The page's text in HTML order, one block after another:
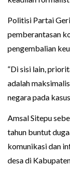
Politisi Partai
pemberantasan
pengembalian
“Di sisi lain,
adalah
negara pada
Amsal Sitepu
tahun buntut
komunikasi dan
desa di